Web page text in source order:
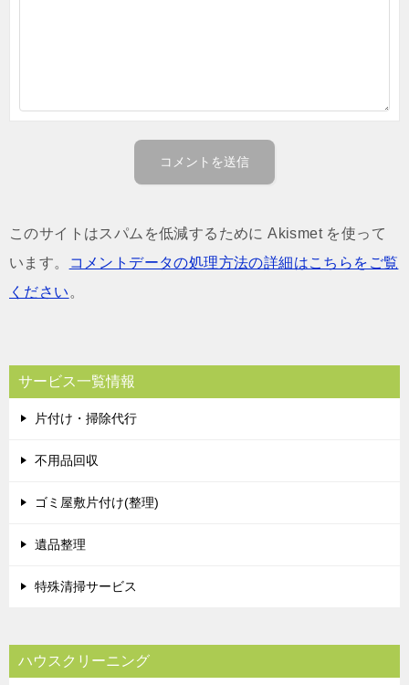
このサイトはスパムを低減するために Akismet を使って
います。
コメントデータの処理方法の詳細はこちらをご覧
ください 。
サービス一覧情報
片付け・掃除代行
不用品回収
ゴミ屋敷片付け(整理)
遺品整理
特殊清掃サービス
ハウスクリーニング